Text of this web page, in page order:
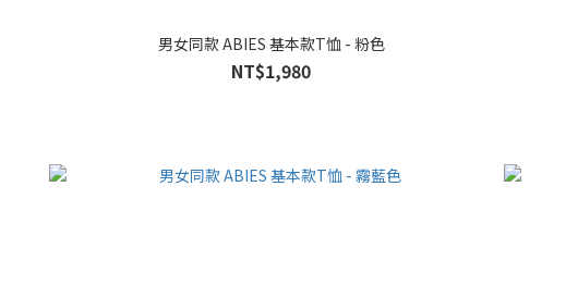
男女同款 ABIES 基本款T恤 - 粉色
NT$1,980